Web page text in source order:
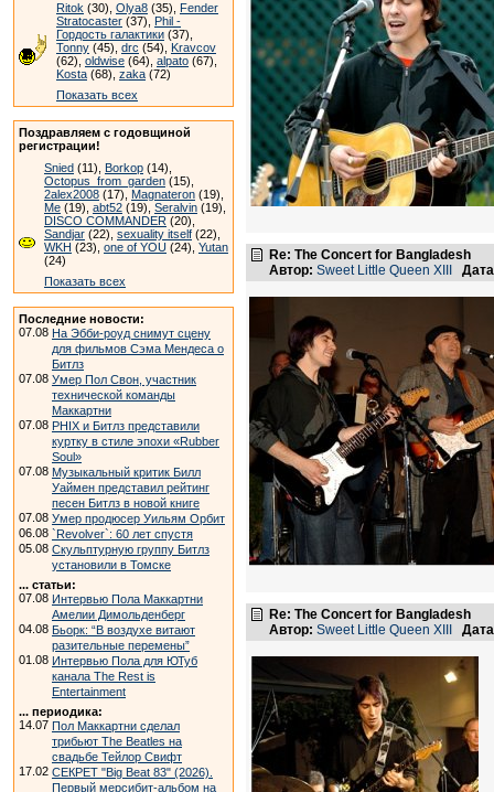
Ritok (30), Olya8 (35), Fender
Stratocaster (37), Phil -
Гордость галактики (37),
Tonny (45), drc (54), Kravcov
(62), oldwise (64), alpato (67),
Kosta (68), zaka (72)
Показать всех
Поздравляем с годовщиной
регистрации!
Snied (11), Borkop (14),
Octopus_from_garden (15),
2alex2008 (17), Magnateron (19),
Me (19), abt52 (19), Seralvin (19),
DISCO COMMANDER (20),
Sandjar (22), sexuality itself (22),
WKH (23), one of YOU (24), Yutan
(24)
Показать всех
Последние новости:
07.08 На Эбби-роуд снимут сцену
для фильмов Сэма Мендеса о
Битлз
07.08 Умер Пол Свон, участник
технической команды
Маккартни
07.08 PHIX и Битлз представили
куртку в стиле эпохи «Rubber
Soul»
07.08 Музыкальный критик Билл
Уаймен представил рейтинг
песен Битлз в новой книге
07.08 Умер продюсер Уильям Орбит
06.08 `Revolver`: 60 лет спустя
05.08 Скульптурную группу Битлз
установили в Томске
... статьи:
07.08 Интервью Пола Маккартни
Амелии Димольденберг
04.08 Бьорк: “В воздухе витают
разительные перемены”
01.08 Интервью Пола для ЮТуб
канала The Rest is
Entertainment
... периодика:
14.07 Пол Маккартни сделал
трибьют The Beatles на
свадьбе Тейлор Свифт
17.02 СЕКРЕТ "Big Beat 83" (2026).
Первый мерсибит-альбом на
Re: The Concert for Bangladesh
Автор: Sweet Little Queen XIII
Re: The Concert for Bangladesh
Автор: Sweet Little Queen XIII